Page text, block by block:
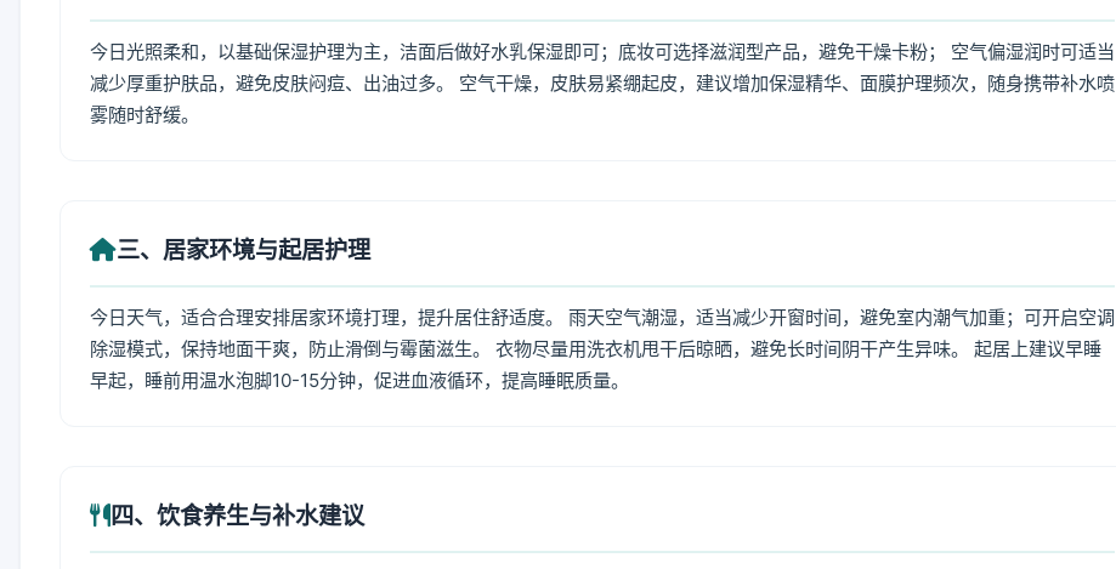
今日光照柔和，以基础保湿护理为主，洁面后做好水乳保湿即可；底妆可选择滋润型产品，避免干燥卡粉； 空气偏湿润时可适当
减少厚重护肤品，避免皮肤闷痘、出油过多。 空气干燥，皮肤易紧绷起皮，建议增加保湿精华、面膜护理频次，随身携带补水喷
雾随时舒缓。
三、居家环境与起居护理
今日天气，适合合理安排居家环境打理，提升居住舒适度。 雨天空气潮湿，适当减少开窗时间，避免室内潮气加重；可开启空调
除湿模式，保持地面干爽，防止滑倒与霉菌滋生。 衣物尽量用洗衣机甩干后晾晒，避免长时间阴干产生异味。 起居上建议早睡
早起，睡前用温水泡脚10-15分钟，促进血液循环，提高睡眠质量。
四、饮食养生与补水建议